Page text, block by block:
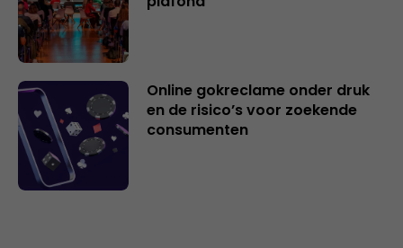
Online gokreclame onder druk
en de risico’s voor zoekende
consumenten